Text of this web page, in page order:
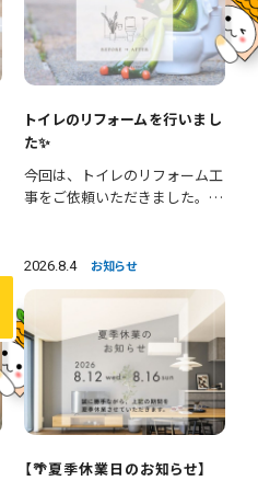
トイレのリフォームを行いまし
た✨
今回は、トイレのリフォーム工
事をご依頼いただきました。
CFシート張替え 等々 長年使
換し、あわせて壁と床も張り…
2026.8.4 お知らせ
【🌴夏季休業日のお知らせ】